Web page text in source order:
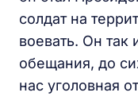
солдат на
воевать. Он так
обещания, до
нас уголовная